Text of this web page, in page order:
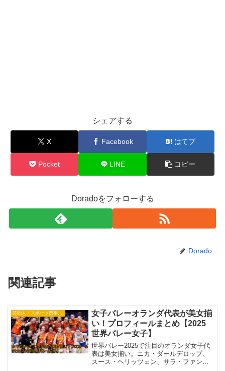
シェアする
X Facebook はてブ
Pocket LINE コピー
Doradoをフォローする
Dorado
関連記事
女子バレーオランダ代表が美女揃
い！プロフィールまとめ【2025
世界バレー女子】
世界バレー2025で注目のオランダ女子代
表は美女揃い。ニカ・ダールデロップ、
スース・ヘリッツェン、サラ・ファン・